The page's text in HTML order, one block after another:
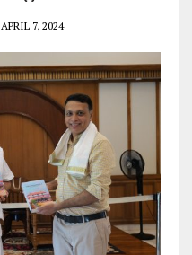
APRIL 7, 2024